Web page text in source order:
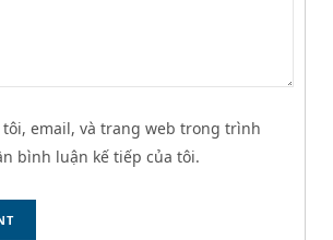
tôi, email, và trang web trong trình
bình luận kế tiếp của tôi.